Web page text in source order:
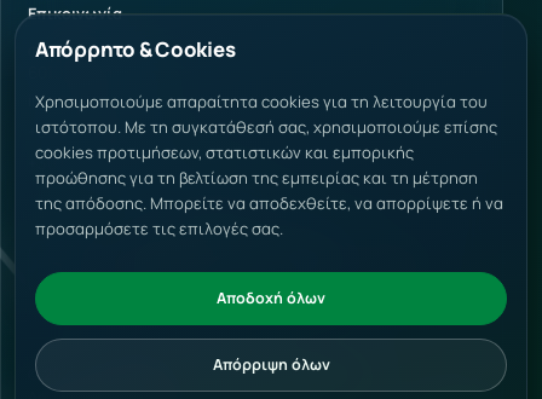
Απόρρητο & Cookies
Χρησιμοποιούμε απαραίτητα cookies για τη λειτουργία του
ιστότοπου. Με τη συγκατάθεσή σας, χρησιμοποιούμε επίσης
cookies προτιμήσεων, στατιστικών και εμπορικής
προώθησης για τη βελτίωση της εμπειρίας και τη μέτρηση
της απόδοσης. Μπορείτε να αποδεχθείτε, να απορρίψετε ή να
προσαρμόσετε τις επιλογές σας.
Αποδοχή όλων
Απόρριψη όλων
Επικοινωνία
Φαρμάκη 34, Κατερίνη
info@voltbuild.gr
+30 2351 303238
+30 694 505 4940
Δεκτές μέθοδοι πληρωμής
© 2026 VoltBuild. Όλα τα δικαιώματα διατηρούνται.